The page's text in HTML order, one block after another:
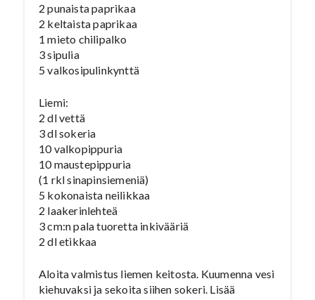
2 punaista paprikaa
2 keltaista paprikaa
1 mieto chilipalko
3 sipulia
5 valkosipulinkynttä
Liemi:
2 dl vettä
3 dl sokeria
10 valkopippuria
10 maustepippuria
(1 rkl sinapinsiemeniä)
5 kokonaista neilikkaa
2 laakerinlehteä
3 cm:n pala tuoretta inkivääriä
2 dl etikkaa
Aloita valmistus liemen keitosta. Kuumenna vesi
kiehuvaksi ja sekoita siihen sokeri. Lisää